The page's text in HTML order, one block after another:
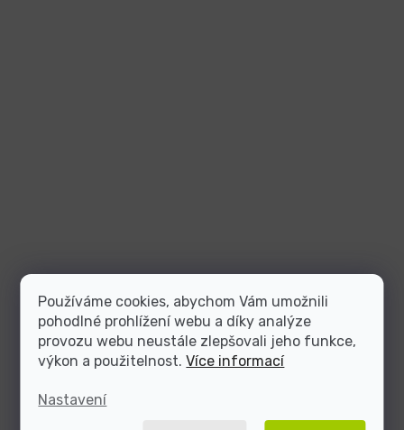
Používáme cookies, abychom Vám umožnili
pohodlné prohlížení webu a díky analýze
provozu webu neustále zlepšovali jeho funkce,
výkon a použitelnost.Více informací
Nastavení